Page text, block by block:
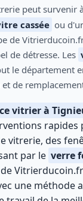
peut survenir
cassée ou
de
de détresse. Les
le département
de
vitrier à
rapides
vitrerie, des
par le verre
une méthode